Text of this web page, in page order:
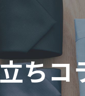
ちコ